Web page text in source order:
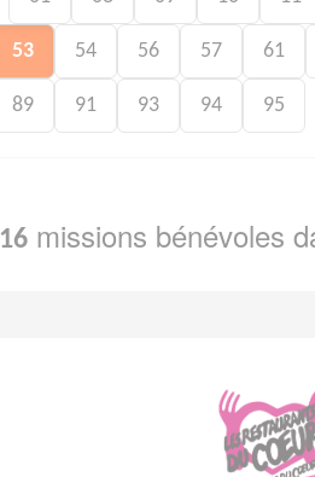
53 54 56 57 61
89 91 93 94 95
16 missions bénévoles